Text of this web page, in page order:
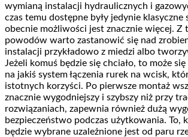
wymianą instalacji hydraulicznych i
czas temu dostępne były jedynie klasyczne
obecnie możliwości jest znacznie więcej. Z
powodów warto zastanowić się nad
instalacji przykładowo z miedzi albo
Jeżeli komuś będzie się chciało, to może
na jakiś system łączenia rurek na wcisk,
istotnych korzyści. Po pierwsze montaż
znacznie wygodniejszy i szybszy niż przy
rozwiązaniach, zapewnia również dużą
bezpieczeństwo podczas użytkowania. To,
będzie wybrane uzależnione jest od paru